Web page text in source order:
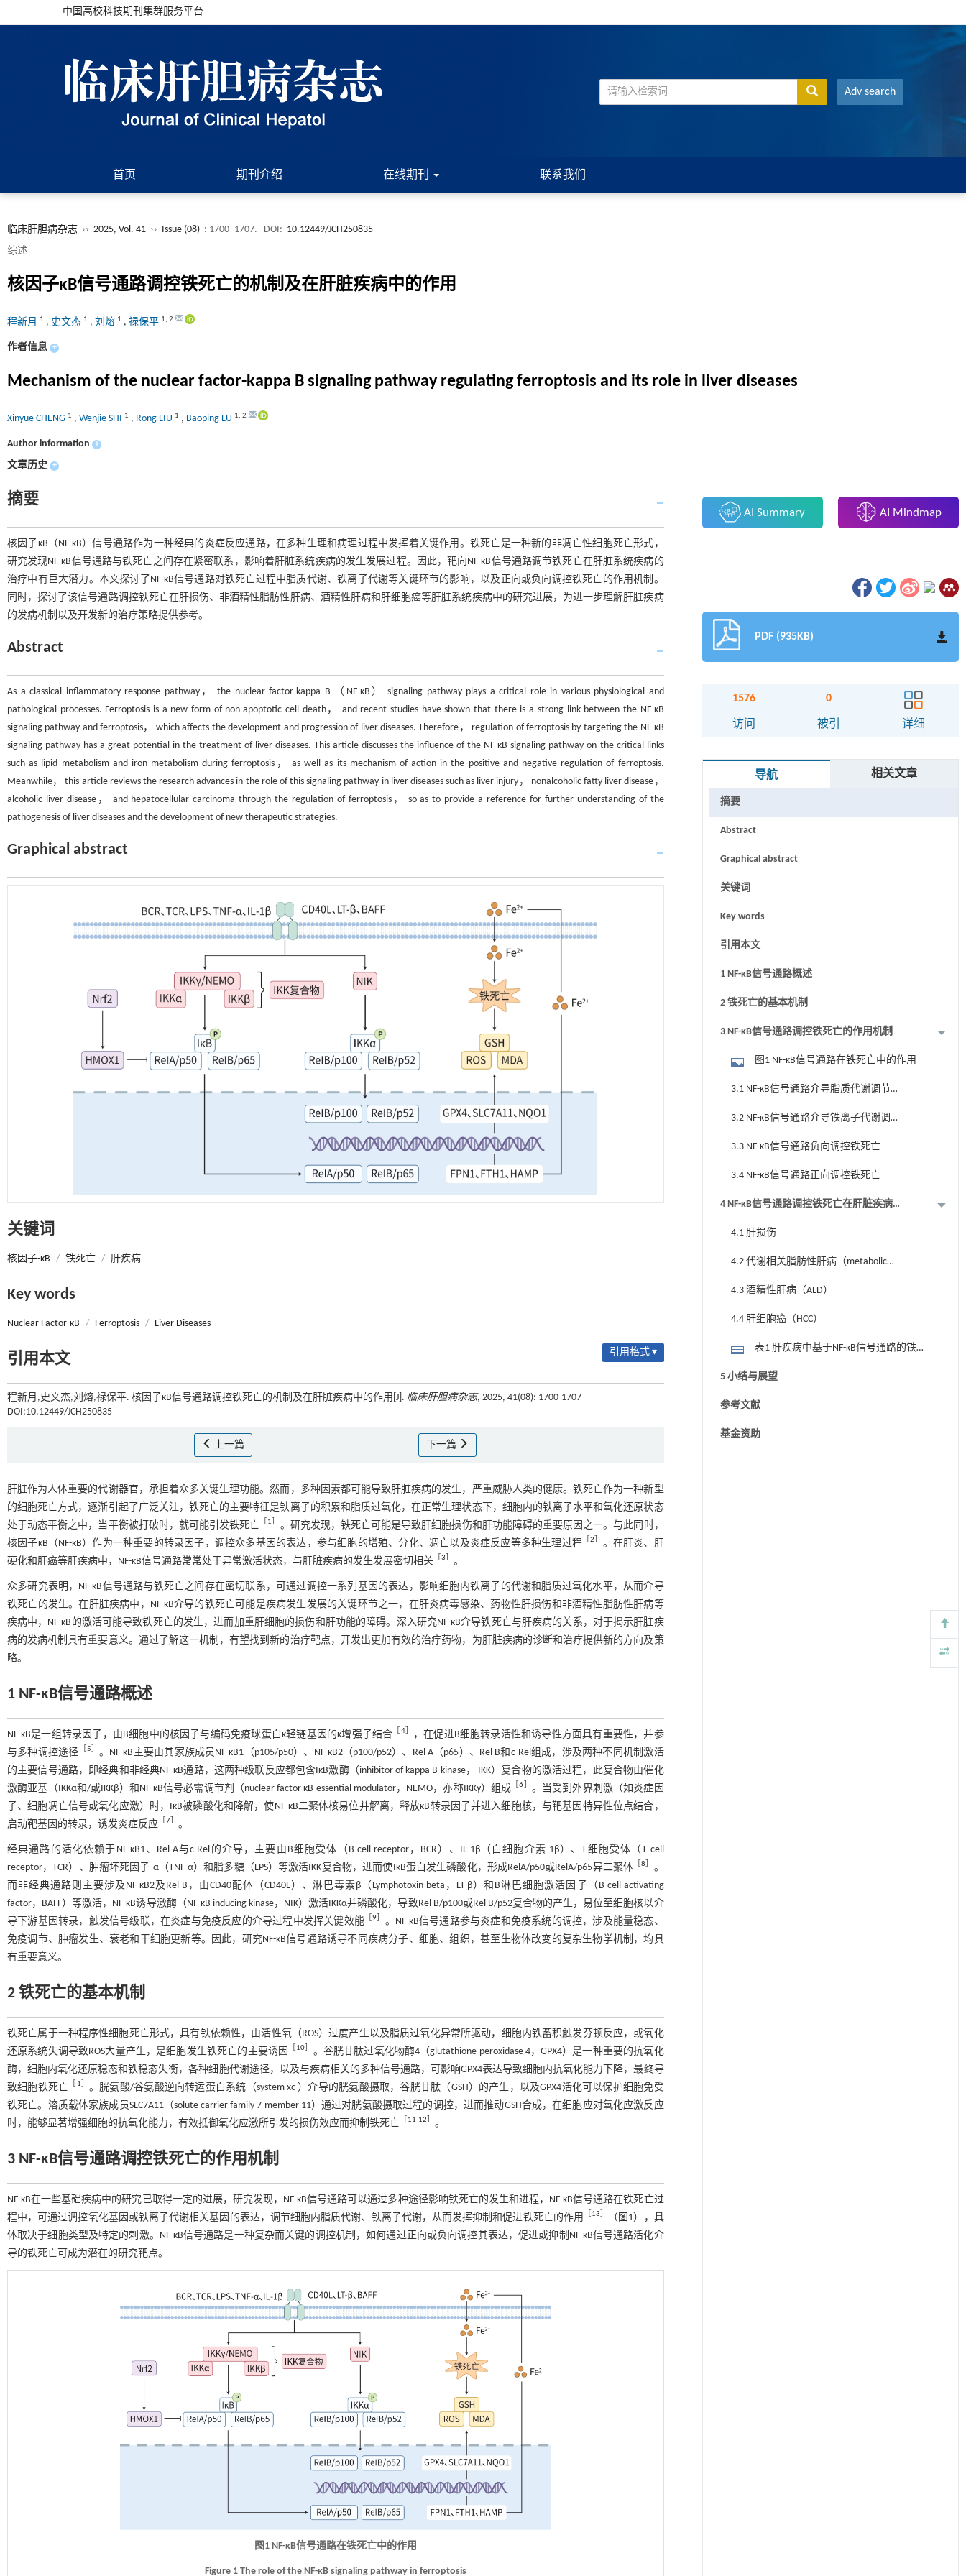
中国高校科技期刊集群服务平台
Adv search
首页 期刊介绍 在线期刊 联系我们
临床肝胆病杂志 ›› 2025, Vol. 41 ›› Issue (08) : 1700 -1707. DOI: 10.12449/JCH250835
综述
核因子κB信号通路调控铁死亡的机制及在肝脏疾病中的作用
程新月 1 , 史文杰 1 , 刘熔 1 , 禄保平 1, 2
作者信息 +
Mechanism of the nuclear factor-kappa B signaling pathway regulating ferroptosis and its role in liver diseases
Xinyue CHENG 1 , Wenjie SHI 1 , Rong LIU 1 , Baoping LU 1, 2
Author information +
文章历史 +
摘要
核因子κB（NF-κB）信号通路作为一种经典的炎症反应通路，在多种生理和病理过程中发挥着关键作用。铁死亡是一种新的非凋亡性细胞死亡形式，
研究发现NF-κB信号通路与铁死亡之间存在紧密联系，影响着肝脏系统疾病的发生发展过程。因此，靶向NF-κB信号通路调节铁死亡在肝脏系统疾病的
治疗中有巨大潜力。本文探讨了NF-κB信号通路对铁死亡过程中脂质代谢、铁离子代谢等关键环节的影响，以及正向或负向调控铁死亡的作用机制。
同时，探讨了该信号通路调控铁死亡在肝损伤、非酒精性脂肪性肝病、酒精性肝病和肝细胞癌等肝脏系统疾病中的研究进展，为进一步理解肝脏疾病
的发病机制以及开发新的治疗策略提供参考。
Abstract
As a classical inflammatory response pathway， the nuclear factor-kappa B （NF-κB） signaling pathway plays a critical role in various physiological and
pathological processes. Ferroptosis is a new form of non-apoptotic cell death， and recent studies have shown that there is a strong link between the NF-κB
signaling pathway and ferroptosis， which affects the development and progression of liver diseases. Therefore， regulation of ferroptosis by targeting the NF-κB
signaling pathway has a great potential in the treatment of liver diseases. This article discusses the influence of the NF-κB signaling pathway on the critical links
such as lipid metabolism and iron metabolism during ferroptosis， as well as its mechanism of action in the positive and negative regulation of ferroptosis.
Meanwhile， this article reviews the research advances in the role of this signaling pathway in liver diseases such as liver injury， nonalcoholic fatty liver disease，
alcoholic liver disease， and hepatocellular carcinoma through the regulation of ferroptosis， so as to provide a reference for further understanding of the
pathogenesis of liver diseases and the development of new therapeutic strategies.
Graphical abstract
关键词
核因子-κB / 铁死亡 / 肝疾病
Key words
Nuclear Factor-κB / Ferroptosis / Liver Diseases
引用本文 引用格式 ▾
程新月,史文杰,刘熔,禄保平. 核因子κB信号通路调控铁死亡的机制及在肝脏疾病中的作用[J]. 临床肝胆病杂志, 2025, 41(08): 1700-1707
DOI:10.12449/JCH250835
上一篇 下一篇
肝脏作为人体重要的代谢器官，承担着众多关键生理功能。然而，多种因素都可能导致肝脏疾病的发生，严重威胁人类的健康。铁死亡作为一种新型
的细胞死亡方式，逐渐引起了广泛关注，铁死亡的主要特征是铁离子的积累和脂质过氧化，在正常生理状态下，细胞内的铁离子水平和氧化还原状态
处于动态平衡之中，当平衡被打破时，就可能引发铁死亡 ［1］ 。研究发现，铁死亡可能是导致肝细胞损伤和肝功能障碍的重要原因之一。与此同时，
核因子κB（NF-κB）作为一种重要的转录因子，调控众多基因的表达，参与细胞的增殖、分化、凋亡以及炎症反应等多种生理过程 ［2］ 。在肝炎、肝
硬化和肝癌等肝疾病中，NF-κB信号通路常常处于异常激活状态，与肝脏疾病的发生发展密切相关 ［3］ 。
众多研究表明，NF-κB信号通路与铁死亡之间存在密切联系，可通过调控一系列基因的表达，影响细胞内铁离子的代谢和脂质过氧化水平，从而介导
铁死亡的发生。在肝脏疾病中，NF-κB介导的铁死亡可能是疾病发生发展的关键环节之一，在肝炎病毒感染、药物性肝损伤和非酒精性脂肪性肝病等
疾病中，NF-κB的激活可能导致铁死亡的发生，进而加重肝细胞的损伤和肝功能的障碍。深入研究NF-κB介导铁死亡与肝疾病的关系，对于揭示肝脏疾
病的发病机制具有重要意义。通过了解这一机制，有望找到新的治疗靶点，开发出更加有效的治疗药物，为肝脏疾病的诊断和治疗提供新的方向及策
略。
1 NF-κB信号通路概述
NF-κB是一组转录因子，由B细胞中的核因子与编码免疫球蛋白κ轻链基因的κ增强子结合 ［4］
，在促进B细胞转录活性和诱导性方面具有重要性，并参
与多种调控途径 ［5］ 。NF-κB主要由其家族成员NF-κB1（p105/p50）、NF-κB2（p100/p52）、Rel A（p65）、Rel B和c-Rel组成，涉及两种不同机制激活
的主要信号通路，即经典和非经典NF-κB通路，这两种级联反应都包含IκB激酶（inhibitor of kappa B kinase， IKK）复合物的激活过程，此复合物由催化
激酶亚基（IKKα和/或IKKβ）和NF-κB信号必需调节剂（nuclear factor κB essential modulator，NEMO，亦称IKKγ）组成 ［6］ 。当受到外界刺激（如炎症因
子、细胞凋亡信号或氧化应激）时，IκB被磷酸化和降解，使NF-κB二聚体核易位并解离，释放κB转录因子并进入细胞核，与靶基因特异性位点结合，
启动靶基因的转录，诱发炎症反应 ［7］ 。
经典通路的活化依赖于NF-κB1、Rel A与c-Rel的介导，主要由B细胞受体（B cell receptor，BCR）、IL-1β（白细胞介素-1β）、T细胞受体（T cell
receptor，TCR）、肿瘤坏死因子-α（TNF-α）和脂多糖（LPS）等激活IKK复合物，进而使IĸB蛋白发生磷酸化，形成RelA/p50或RelA/p65异二聚体 ［8］ 。
而非经典通路则主要涉及NF-κB2及Rel B，由CD40配体（CD40L）、淋巴毒素β（Lymphotoxin-beta，LT-β）和B淋巴细胞激活因子（B-cell activating
factor，BAFF）等激活，NF-κB诱导激酶（NF-κB inducing kinase，NIK）激活IKKα并磷酸化，导致Rel B/p100或Rel B/p52复合物的产生，易位至细胞核以介
导下游基因转录，触发信号级联，在炎症与免疫反应的介导过程中发挥关键效能［9］ 。NF-κB信号通路参与炎症和免疫系统的调控，涉及能量稳态、
免疫调节、肿瘤发生、衰老和干细胞更新等。因此，研究NF-κB信号通路诱导不同疾病分子、细胞、组织，甚至生物体改变的复杂生物学机制，均具
有重要意义。
2 铁死亡的基本机制
铁死亡属于一种程序性细胞死亡形式，具有铁依赖性，由活性氧（ROS）过度产生以及脂质过氧化异常所驱动，细胞内铁蓄积触发芬顿反应，或氧化
还原系统失调导致ROS大量产生，是细胞发生铁死亡的主要诱因
［10］ 。谷胱甘肽过氧化物酶4（glutathione peroxidase 4，GPX4）是一种重要的抗氧化
酶，细胞内氧化还原稳态和铁稳态失衡，各种细胞代谢途径，以及与疾病相关的多种信号通路，可影响GPX4表达导致细胞内抗氧化能力下降，最终导
致细胞铁死亡 ［ 1］ 。胱氨酸/谷氨酸逆向转运蛋白系统（system xc-）介导的胱氨酸摄取，谷胱甘肽（GSH）的产生，以及GPX4活化可以保护细胞免受
铁死亡。溶质载体家族成员SLC7A11（solute carrier family 7 member 11）通过对胱氨酸摄取过程的调控，进而推动GSH合成，在细胞应对氧化应激反应
时，能够显著增强细胞的抗氧化能力，有效抵御氧化应激所引发的损伤效应而抑制铁死亡 ［11-12］ 。
3 NF-κB信号通路调控铁死亡的作用机制
NF-κB在一些基础疾病中的研究已取得一定的进展，研究发现，NF-κB信号通路可以通过多种途径影响铁死亡的发生和进程，NF-κB信号通路在铁死亡过
程中，可通过调控氧化基因或铁离子代谢相关基因的表达，调节细胞内脂质代谢、铁离子代谢，从而发挥抑制和促进铁死亡的作用
［13］ （ 图1），具
体取决于细胞类型及特定的刺激。NF-κB信号通路是一种复杂而关键的调控机制，如何通过正向或负向调控其表达，促进或抑制NF-κB信号通路活化介
导的铁死亡可成为潜在的研究靶点。
图1 NF-κB信号通路在铁死亡中的作用
Figure 1 The role of the NF-κB signaling pathway in ferroptosis
AI Summary AI Mindmap
PDF (935KB)
1576
访问
0
被引 详细
导航 相关文章
摘要
Abstract
Graphical abstract
关键词
Key words
引用本文
1 NF-κB信号通路概述
2 铁死亡的基本机制
3 NF-κB信号通路调控铁死亡的作用机制
图1 NF-κB信号通路在铁死亡中的作用
3.1 NF-κB信号通路介导脂质代谢调节铁
3.2 NF-κB信号通路介导铁离子代谢调节
3.3 NF-κB信号通路负向调控铁死亡
3.4 NF-κB信号通路正向调控铁死亡
4 NF-κB信号通路调控铁死亡在肝脏疾病中
4.1 肝损伤
4.2 代谢相关脂肪性肝病（metabolic
4.3 酒精性肝病（ALD）
4.4 肝细胞癌（HCC）
表1 肝疾病中基于NF-κB信号通路的铁死
亡调控分子及调控机制
5 小结与展望
参考文献
基金资助